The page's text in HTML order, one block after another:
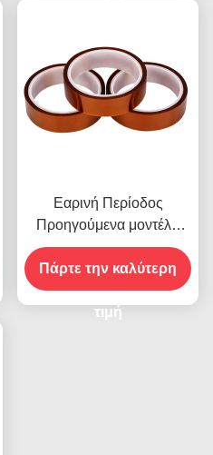
Εαρινή Περίοδος
Προηγούμενα μοντέλα
που διαθέτουν Αντοχή
στην Υγρασία και
2.5N/25mm Αντοχή
Αποκόλλησης
Πάρτε την καλύτερη
τιμή